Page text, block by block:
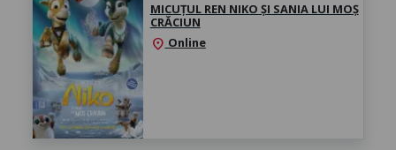
MICUȚUL REN NIKO ȘI SANIA LUI MOȘ
CRĂCIUN
location_on Online